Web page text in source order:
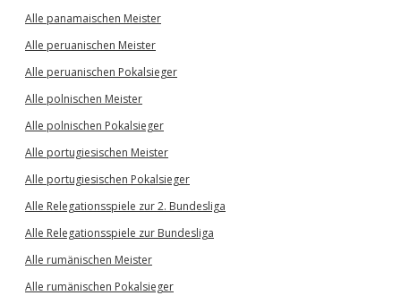
Alle panamaischen Meister
Alle peruanischen Meister
Alle peruanischen Pokalsieger
Alle polnischen Meister
Alle polnischen Pokalsieger
Alle portugiesischen Meister
Alle portugiesischen Pokalsieger
Alle Relegationsspiele zur 2. Bundesliga
Alle Relegationsspiele zur Bundesliga
Alle rumänischen Meister
Alle rumänischen Pokalsieger